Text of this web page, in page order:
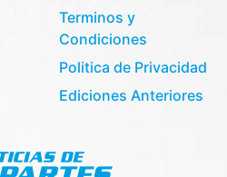
Terminos y
Condiciones
Politica de Privacidad
Ediciones Anteriores